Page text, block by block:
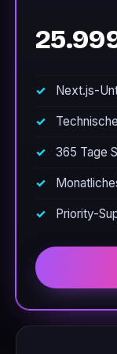
Next.js-
365 Tage
Priority-